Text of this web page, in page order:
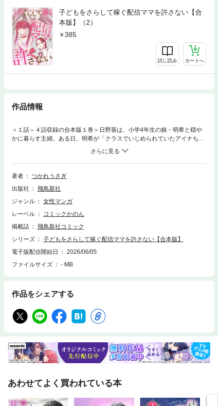
子どもをさらして稼ぐ配信ママを許さない【合
本版】（2）
385
試し読み カートへ
作品情報
＜１話～４話収録の合本版１巻＞日野葵は、小学4年生の娘・明希と穏や
かに暮らす主婦。ある日、明希が「クラスでいじめられていたアイナちゃ
んを仲間にいれた」と聞き、娘たちの成長を喜んでいた。いじめの原因
が、アイナが母親と運営するYouTubeチャンネルだと知り、葵は軽い気持
ちで検索する。しかし画面に映ったのは、下着同然の姿で私生活を晒され
る少女と、群がる男たちの卑猥なコメントだった。「やりたくないけど、
は「絶対に撮影には関わらないで」と固く言い含めるが、その懸念を嘲笑
うかのように、配信ママは明希や他の友達をも「コンテンツ」として無断
め」という免罪符を盾に、娘やその友達を切り売りして貢ぐ配信ママ。葵
とママ友たちは大切な娘を守るため、狂気へと突き進む大人との泥沼の戦
著者
つかれうさぎ
出版社
飛鳥新社
ジャンル
女性マンガ
レーベル
コミックかのん
掲載誌
飛鳥新社コミック
シリーズ
子どもをさらして稼ぐ配信ママを許さない【合本版】
電子版配信開始日
2026/06/05
ファイルサイズ
- MB
作品をシェアする
あわせてよく買われている本